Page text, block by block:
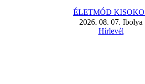
ÉLETMÓD
2026. 08. 07. Ibolya
Hírlevél